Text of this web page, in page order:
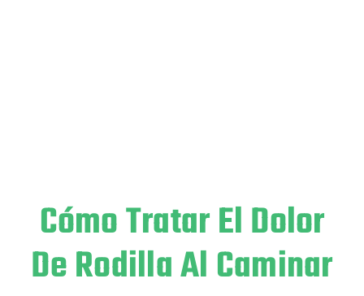
Cómo Tratar El Dolor
De Rodilla Al Caminar